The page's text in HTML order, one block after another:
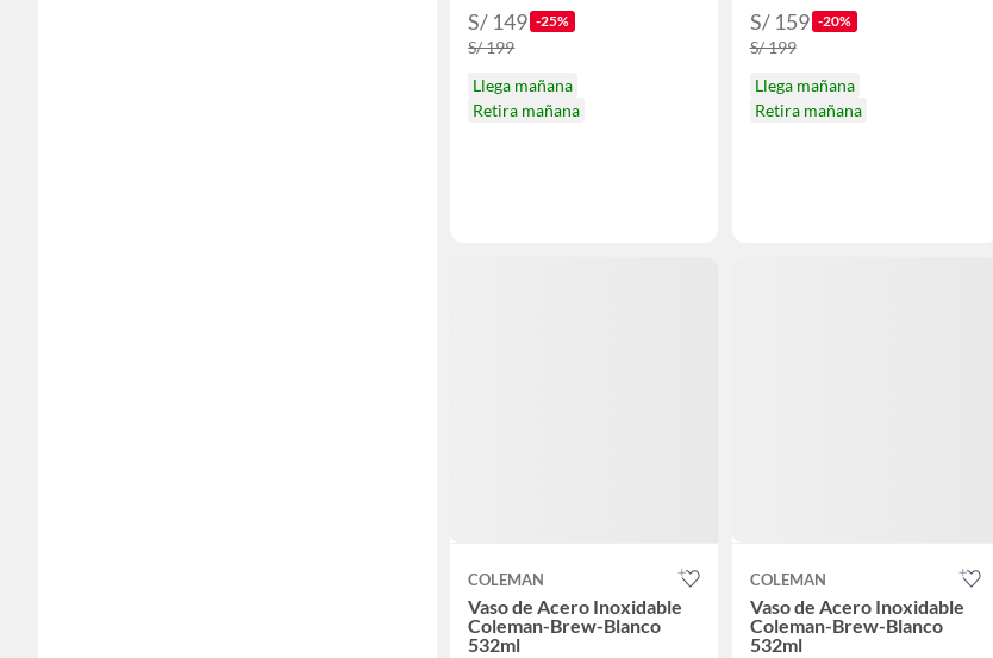
S/ 149 -25%
S/ 199
Llega mañana
Retira mañana
S/ 159 -20%
S/ 199
Llega mañana
Retira mañana
COLEMAN
Vaso de Acero Inoxidable
Coleman-Brew-Blanco
532ml
COLEMAN
Vaso de Acero Inoxidable
Coleman-Brew-Blanco
532ml